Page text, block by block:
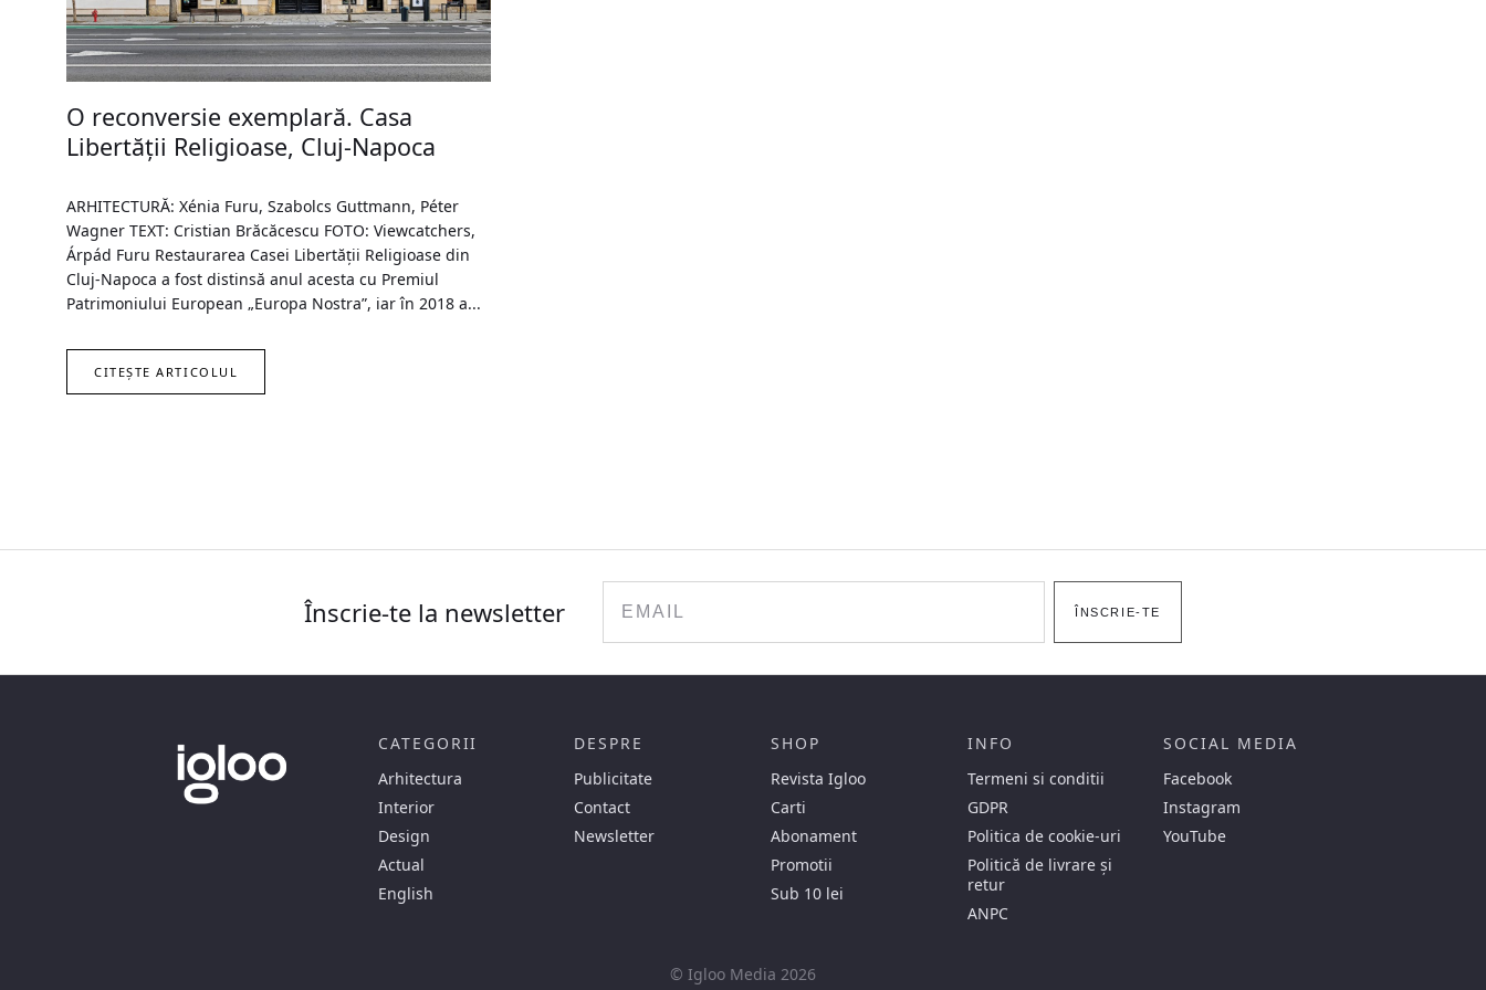
O reconversie exemplară. Casa
Libertății Religioase, Cluj-Napoca
ARHITECTURĂ: Xénia Furu, Szabolcs Guttmann, Péter
Wagner TEXT: Cristian Brăcăcescu FOTO: Viewcatchers,
Árpád Furu Restaurarea Casei Libertății Religioase din
Cluj-Napoca a fost distinsă anul acesta cu Premiul
Patrimoniului European „Europa Nostra”, iar în 2018 a...
CITEȘTE ARTICOLUL
Înscrie-te la newsletter ÎNSCRIE-TE
CATEGORII
Arhitectura
Interior
Design
Actual
English
DESPRE
Publicitate
Contact
Newsletter
SHOP
Revista Igloo
Carti
Abonament
Promotii
Sub 10 lei
INFO
Termeni si conditii
GDPR
Politica de cookie-uri
Politică de livrare și
retur
ANPC
SOCIAL MEDIA
Facebook
Instagram
YouTube
© Igloo Media 2026